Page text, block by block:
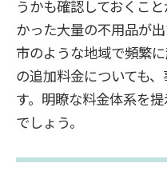
うかも確認しておくこ
かった大量の不用品が
市のような地域で頻繁
の追加料金についても
す。明瞭な料金体系を
でしょう。